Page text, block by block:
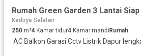
Rumah Green Garden 3 Lantai
Kedoya Selatan
250 m²4 Kamar tidur4 Kamar mandi Rumah
·AC·Balkon·Garasi·Cctv· Listrik·Dapur